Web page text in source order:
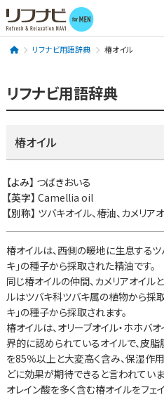
リフナビ用語辞典 椿オイル
リフナビ用語辞典
椿オイル
【よみ】 つばきおいる
【英字】 Camellia oil
【別称】 ツバキオイル、椿油、カメリア
椿オイルは、西側の暖地に生息する
キ」の種子から採取された精油です。
同じ椿オイルの仲間、カメリアオイル
ルはツバキ科ツバキ属の植物から採取
キ」の種子から採取されます。
椿オイルは、オリーブオイル・ホホバ
界的に認められているオイルで、皮
を85％以上と大変高く含み、保湿作
どに効果が期待できると言われていま
オレイン酸を多く含む椿オイルをフェ